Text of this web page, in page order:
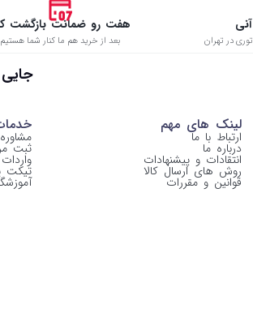
در تهران
هفت رو ضمانت بازگشت
بعد از خرید هم ما کنار شما هستیم
جایی که ایده‌ها
لینک های مهم
ارتباط با ما
درباره ما
انتقادات و پیشنهادات
روش های ارسال کالا
قوانین و مقررات
ثبت
تیکت